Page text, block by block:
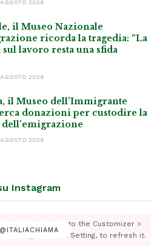
2026
il Museo Nazionale
ricorda la tragedia: “La
lavoro resta una sfida
2026
il Museo dell’Immigrante
donazioni per custodire la
2026
Instagram
@ITALIACHIAMA
is expired, Go to the Customizer >
> Instagram Feed Setting, to refresh it.